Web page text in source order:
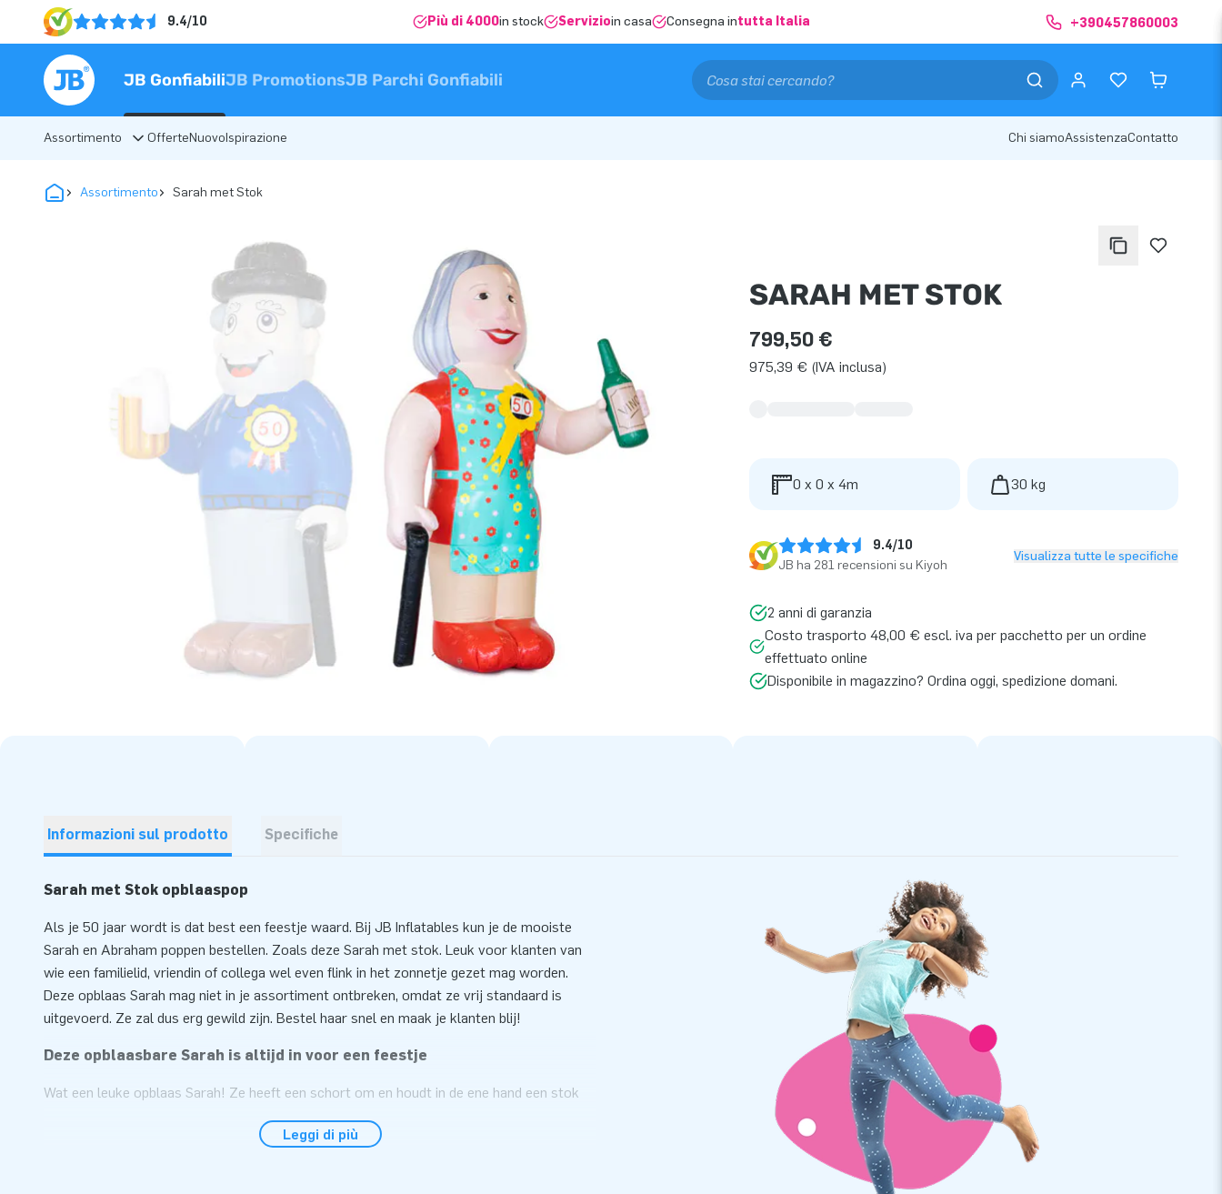
9.4/10 Più di 4000in stock Servizioin casa Consegna intutta Italia +390457860003
JB GonfiabiliJB PromotionsJB Parchi Gonfiabili
Assortimento OfferteNuovoIspirazione Chi siamoAssistenzaContatto
Assortimento Sarah met Stok
SARAH MET STOK
799,50 €
975,39 € (IVA inclusa)
0 x 0 x 4m 30 kg
9.4/10
JB ha 281 recensioni su Kiyoh
Visualizza tutte le specifiche
2 anni di garanzia
Costo trasporto 48,00 € escl. iva per pacchetto per un ordine
effettuato online
Disponibile in magazzino? Ordina oggi, spedizione domani.
Informazioni sul prodotto Specifiche
Sarah met Stok opblaaspop
Als je 50 jaar wordt is dat best een feestje waard. Bij JB Inflatables kun je de mooiste
Sarah en Abraham poppen bestellen. Zoals deze Sarah met stok. Leuk voor klanten van
wie een familielid, vriendin of collega wel even flink in het zonnetje gezet mag worden.
Deze opblaas Sarah mag niet in je assortiment ontbreken, omdat ze vrij standaard is
uitgevoerd. Ze zal dus erg gewild zijn. Bestel haar snel en maak je klanten blij!
Deze opblaasbare Sarah is altijd in voor een feestje
Wat een leuke opblaas Sarah! Ze heeft een schort om en houdt in de ene hand een stok
typisch een Sarah pop die je gewoon in je assortiment moet hebben. Ze ziet er gewoon
Leggi di più